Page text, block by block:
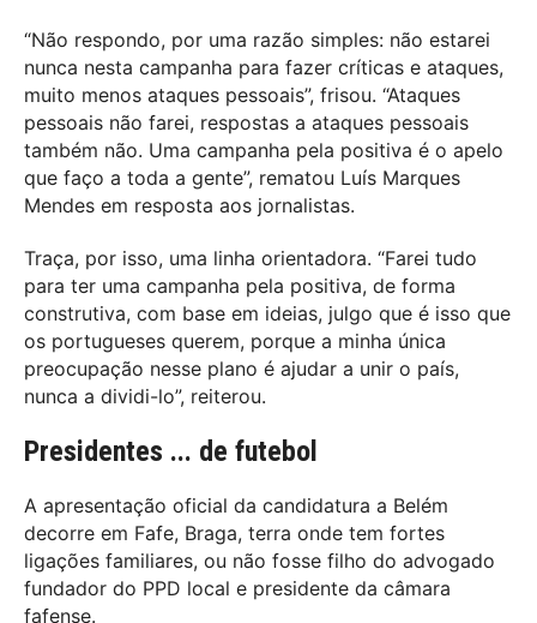
“Não respondo, por uma razão simples: não estarei
nunca nesta campanha para fazer críticas e ataques,
muito menos ataques pessoais”, frisou. “Ataques
pessoais não farei, respostas a ataques pessoais
também não. Uma campanha pela positiva é o apelo
que faço a toda a gente”, rematou Luís Marques
Mendes em resposta aos jornalistas.
Traça, por isso, uma linha orientadora. “Farei tudo
para ter uma campanha pela positiva, de forma
construtiva, com base em ideias, julgo que é isso que
os portugueses querem, porque a minha única
preocupação nesse plano é ajudar a unir o país,
nunca a dividi-lo”, reiterou.
Presidentes ... de futebol
A apresentação oficial da candidatura a Belém
decorre em Fafe, Braga, terra onde tem fortes
ligações familiares, ou não fosse filho do advogado
fundador do PPD local e presidente da câmara
fafense.